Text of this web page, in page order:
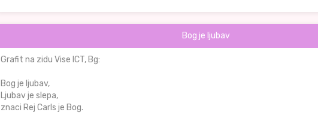
Bog je ljubav
Grafit na zidu Vise ICT, Bg:
Bog je ljubav,
Ljubav je slepa,
znaci Rej Carls je Bog.